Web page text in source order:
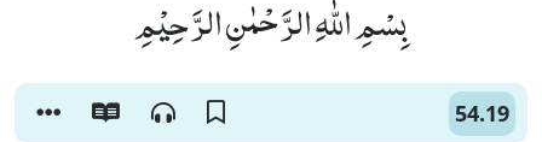
بِسْمِ اللّٰهِ الرَّحْمٰنِ الرَّحِیْمِ
54.19